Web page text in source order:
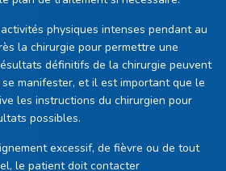
physiques intenses pendant au
la chirurgie pour permettre une
définitifs de la chirurgie peuvent
manifester, et il est important que le
les instructions du chirurgien pour
possibles.
excessif, de fièvre ou de tout
le patient doit contacter